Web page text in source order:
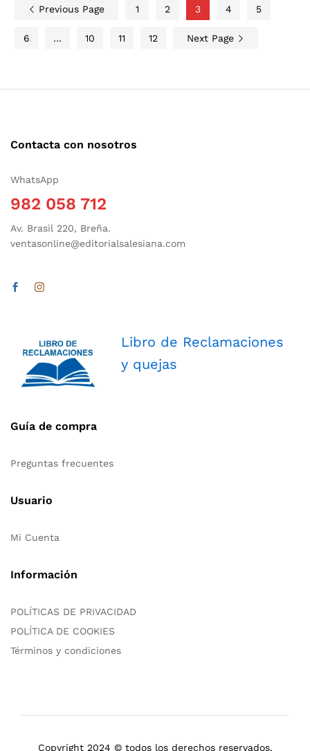
Previous Page 1 2 3 4 5
6 … 10 11 12 Next Page
Contacta con nosotros
WhatsApp
982 058 712
Av. Brasil 220, Breña.
ventasonline@editorialsalesiana.com
Libro de Reclamaciones
y quejas
Guía de compra
Preguntas frecuentes
Usuario
Mi Cuenta
Información
POLÍTICAS DE PRIVACIDAD
POLÍTICA DE COOKIES
Términos y condiciones
Copyright 2024 © todos los derechos reservados.